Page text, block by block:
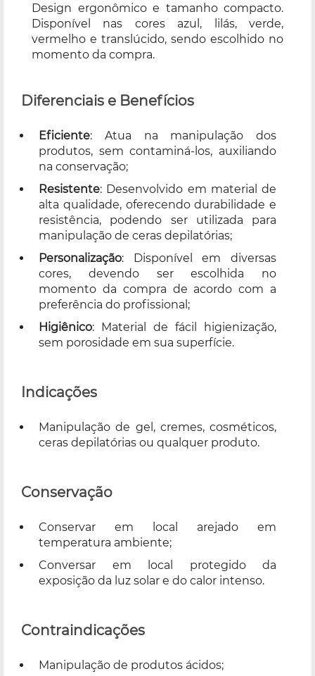
Design ergonômico e tamanho compacto.
Disponível nas cores azul, lilás, verde,
vermelho e translúcido, sendo escolhido no
momento da compra.
Diferenciais e Benefícios
Eficiente: Atua na manipulação dos
produtos, sem contaminá-los, auxiliando
na conservação;
Resistente: Desenvolvido em material de
alta qualidade, oferecendo durabilidade e
resistência, podendo ser utilizada para
manipulação de ceras depilatórias;
Personalização: Disponível em diversas
cores, devendo ser escolhida no
momento da compra de acordo com a
preferência do profissional;
Higiênico: Material de fácil higienização,
sem porosidade em sua superfície.
Indicações
Manipulação de gel, cremes, cosméticos,
ceras depilatórias ou qualquer produto.
Conservação
Conservar em local arejado em
temperatura ambiente;
Conversar em local protegido da
exposição da luz solar e do calor intenso.
Contraindicações
Manipulação de produtos ácidos;